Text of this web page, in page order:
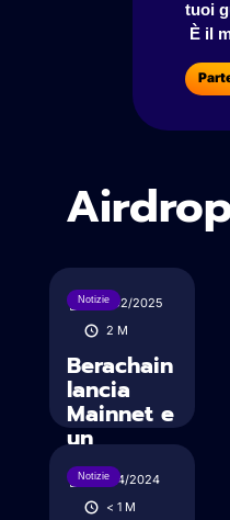
tuoi
È il
Notizie06/02/2025
2 M
Berachain
lancia
Mainnet e
un
massiccio
airdrop di
63,2 m...
Notizie18/04/2024
< 1 M